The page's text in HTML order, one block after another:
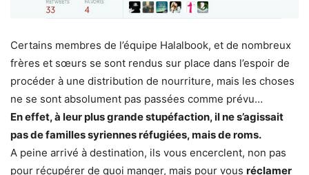
Certains membres de l’équipe Halalbook, et de nombreux
frères et sœurs se sont rendus sur place dans l’espoir de
procéder à une distribution de nourriture, mais les choses
ne se sont absolument pas passées comme prévu…
En effet, à leur plus grande stupéfaction, il ne s’agissait
pas de familles syriennes réfugiées, mais de roms.
A peine arrivé à destination, ils vous encerclent, non pas
pour récupérer de quoi manger, mais pour vous réclamer